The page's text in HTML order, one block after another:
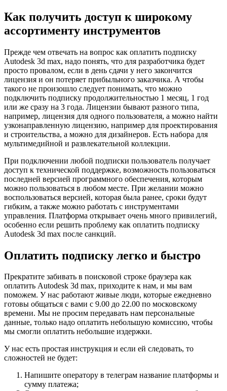
Как получить доступ к широкому
ассортименту инструментов
Прежде чем отвечать на вопрос как оплатить подписку
Autodesk 3d max, надо понять, что для разработчика будет
просто провалом, если в день сдачи у него закончится
лицензия и он потеряет прибыльного заказчика. А чтобы
такого не произошло следует понимать, что можно
подключить подписку продолжительностью 1 месяц, 1 год
или же сразу на 3 года. Лицензии бывают разного типа,
например, лицензия для одного пользователя, а можно найти
узконаправленную лицензию, например для проектирования
и строительства, а можно для дизайнеров. Есть набора для
мультимедийной и развлекательной коллекции.
При подключении любой подписки пользователь получает
доступ к технической поддержке, возможность пользоваться
последней версией программного обеспечения, которым
можно пользоваться в любом месте. При желании можно
воспользоваться версией, которая была ранее, сроки будут
гибким, а также можно работать с инструментами
управления. Платформа открывает очень много привилегий,
особенно если решить проблему как оплатить подписку
Autodesk 3d max после санкций.
Оплатить подписку легко и быстро
Прекратите забивать в поисковой строке браузера как
оплатить Autodesk 3d max, приходите к нам, и мы вам
поможем. У нас работают живые люди, которые ежедневно
готовы общаться с вами с 9.00 до 22.00 по московскому
времени. Мы не просим передавать нам персональные
данные, только надо оплатить небольшую комиссию, чтобы
мы смогли оплатить небольшие издержки.
У нас есть простая инструкция и если ей следовать, то
сложностей не будет:
Напишите оператору в телеграм название платформы и
сумму платежа;